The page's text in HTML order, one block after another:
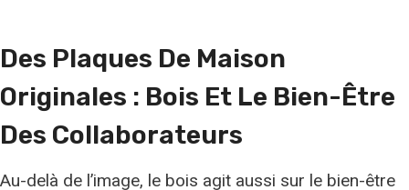
Des Plaques De Maison
Originales : Bois Et Le Bien-Être
Des Collaborateurs
Au-delà de l’image, le bois agit aussi sur le bien-être